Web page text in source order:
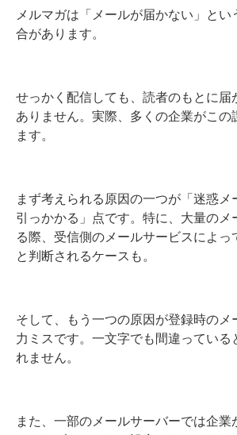
メルマガは「メールが届かない」とい
合があります。
せっかく配信しても、読者のもとに届
ありません。実際、多くの企業がこの
ます。
まず考えられる原因の一つが「迷惑メ
引っかかる」点です。特に、大量のメ
る際、受信側のメールサービスによっ
と判断されるケースも。
そして、もう一つの原因が登録時のメ
力ミスです。一文字でも間違っている
れません。
また、一部のメールサーバーでは企業